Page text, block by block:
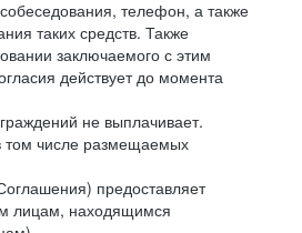
телефон, а также
таких средств. Также
заключаемого с этим
действует до момента
не выплачивает.
том числе размещаемых
предоставляет
лицам, находящимся